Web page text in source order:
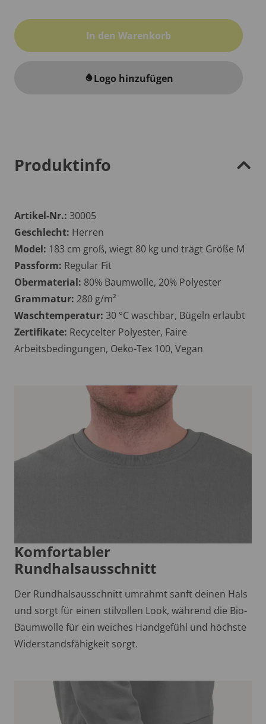
In den Warenkorb
water_dropLogo hinzufügen
Produktinfo
Artikel-Nr.: 30005
Geschlecht: Herren
Model: 183 cm groß, wiegt 80 kg und trägt Größe M
Passform: Regular Fit
Obermaterial: 80% Baumwolle, 20% Polyester
Grammatur: 280 g/m²
Waschtemperatur: 30 °C waschbar, Bügeln erlaubt
Zertifikate: Recycelter Polyester, Faire
Arbeitsbedingungen, Oeko-Tex 100, Vegan
Komfortabler
Rundhalsausschnitt
Der Rundhalsausschnitt umrahmt sanft deinen Hals
und sorgt für einen stilvollen Look, während die Bio-
Baumwolle für ein weiches Handgefühl und höchste
Widerstandsfähigkeit sorgt.